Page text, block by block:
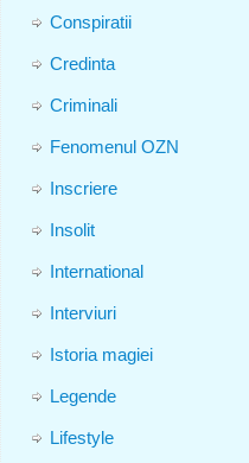
Conspiratii
Credinta
Criminali
Fenomenul OZN
Inscriere
Insolit
International
Interviuri
Istoria magiei
Legende
Lifestyle